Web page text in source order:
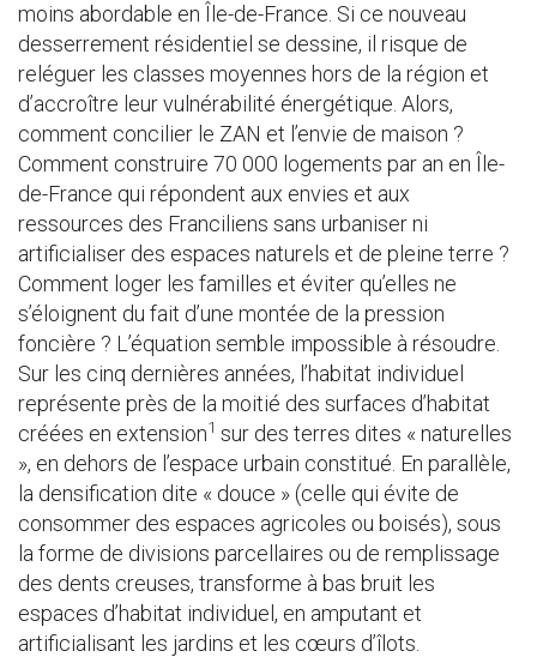
moins abordable en Île-de-France. Si ce nouveau
desserrement résidentiel se dessine, il risque de
reléguer les classes moyennes hors de la région et
d’accroître leur vulnérabilité énergétique. Alors,
comment concilier le ZAN et l’envie de maison ?
Comment construire 70 000 logements par an en Île-
de-France qui répondent aux envies et aux
ressources des Franciliens sans urbaniser ni
artificialiser des espaces naturels et de pleine terre ?
Comment loger les familles et éviter qu’elles ne
s’éloignent du fait d’une montée de la pression
foncière ? L’équation semble impossible à résoudre.
Sur les cinq dernières années, l’habitat individuel
représente près de la moitié des surfaces d’habitat
créées en extension1 sur des terres dites « naturelles
», en dehors de l’espace urbain constitué. En parallèle,
la densification dite « douce » (celle qui évite de
consommer des espaces agricoles ou boisés), sous
la forme de divisions parcellaires ou de remplissage
des dents creuses, transforme à bas bruit les
espaces d’habitat individuel, en amputant et
artificialisant les jardins et les cœurs d’îlots.